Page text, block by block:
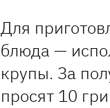
Для
блюда —
крупы. За
просят 10